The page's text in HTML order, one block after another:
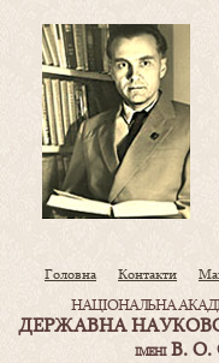
Головна Контакти
НАЦІОНАЛЬНА
ДЕРЖАВНА
ІМЕНІВ. О.